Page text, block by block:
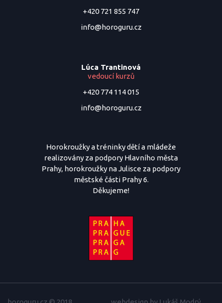
+420 721 855 747
info@horoguru.cz
Lúca Trantinová
vedoucí kurzů
+420 774 114 015
info@horoguru.cz
Horokroužky a tréninky dětí a mládeže
realizovány za podpory Hlavního města
Prahy, horokroužky na Julisce za podpory
městské části Prahy 6.
Děkujeme!